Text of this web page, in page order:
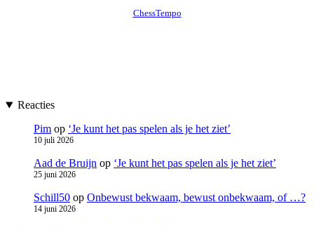
Reacties
Pim op ‘Je kunt het pas spelen als je het ziet’
10 juli 2026
Aad de Bruijn op ‘Je kunt het pas spelen als je het ziet’
25 juni 2026
Schill50 op Onbewust bekwaam, bewust onbekwaam, of …?
14 juni 2026